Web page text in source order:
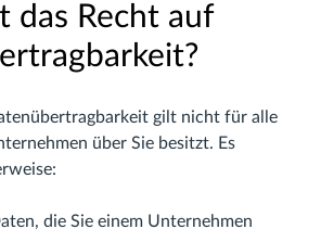
das Recht auf
gilt nicht für alle
über Sie besitzt. Es
die Sie einem Unternehmen